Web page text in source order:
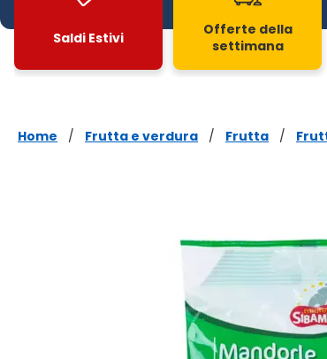
Saldi Estivi
Offerte della
settimana
Home / Frutta e verdura / Frutta /